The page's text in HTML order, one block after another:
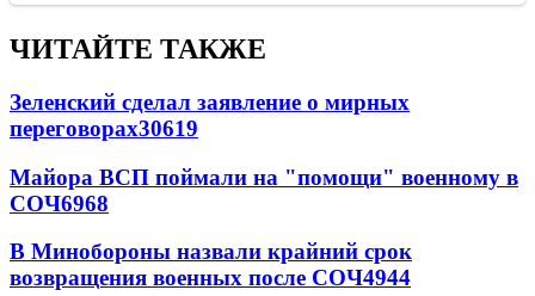
ЧИТАЙТЕ ТАКЖЕ
Зеленский сделал заявление о мирных
переговорах30619
Майора ВСП поймали на "помощи" военному в
СОЧ6968
В Минобороны назвали крайний срок
возвращения военных после СОЧ4944